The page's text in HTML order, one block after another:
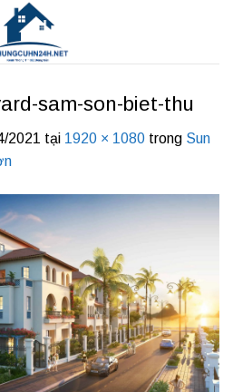
sam-son-biet-thu
2021 tại 1920 × 1080 trong Sun